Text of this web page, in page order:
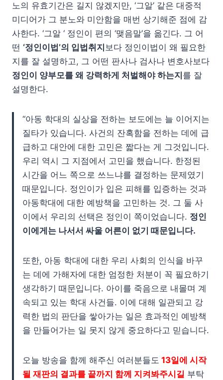
노의 유효기간은 길지 않겠지만, ‘그알’ 같은 대중적
미디어가 그 분노와 미안함을 매번 상기해준 점에 감
사한다. ‘그알 ‘ 정인이 편의 ‘맺음말’을 옮긴다. 그 어
떤 ‘정인이법’의 입법취지 보다 정인이법이 왜 필요한
지를 잘 설명하고, 그 어떤 판사나 검사나 변호사보다
정인이 양부모를 왜 강력하게 처벌해야 하는지 를 잘
설명한다.
“아동 학대의 실상을 전하는 보도에는 늘 이어지는
질타가 있습니다. 사건의 잔혹함을 전하는 데에 급
급하고 대안에 대한 고민은 짧다는 게 그것입니다.
우리 역시 그 지점에서 고민을 했습니다. 한정된
시간을 어느 쪽으로 쓰느냐를 결정하는 문제였기
때문입니다. 정인이가 입은 피해를 입증하는 것과
아동학대에 대한 예방책을 고민하는 것. 그 둘 사
이에서 우리의 선택은 정인이 쪽이었습니다. 정인
이에게는 나서서 싸울 어른이 없기 때문입니다.
또한, 아동 학대에 대한 우리 사회의 인식을 바꾸
는 데에 가해자에 대한 엄정한 처분이 꼭 필요하기
생각하기 때문입니다. 아이를 죽음으로 내몰며 계
속되고 있는 학대 사건들. 이에 대해 일관되고 강
력한 법의 판단을 쌓아가는 일은 효과적인 예방책
을 만들어가는 일 못지 않게 중요하다고 믿습니다.
오늘 방송을 함께 해주신 여러분들도 13일에 시작
될 재판의 결과를 끝까지 함께 지켜봐주시길 부탁